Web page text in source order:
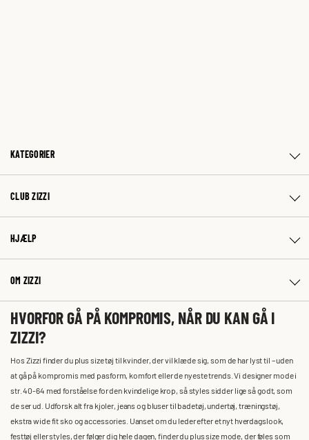
KATEGORIER
CLUB ZIZZI
HJÆLP
OM ZIZZI
HVORFOR GÅ PÅ KOMPROMIS, NÅR DU KAN GÅ I
ZIZZI?
Hos Zizzi finder du plus size tøj til kvinder, der vil klæde sig, som de har lyst til – uden
at gå på kompromis med pasform, komfort eller de nyeste trends. Vi designer mode i
str. 40-64 med forståelse for den kvindelige krop, så styles sidder lige så godt, som
de ser ud. Udforsk alt fra kjoler, jeans og bluser til badetøj, undertøj, træningstøj,
ekstra wide fit sko og accessories. Uanset om du leder efter et nyt hverdagslook,
festtøj eller styles, der følger dig hele dagen, finder du plus size mode, der føles som